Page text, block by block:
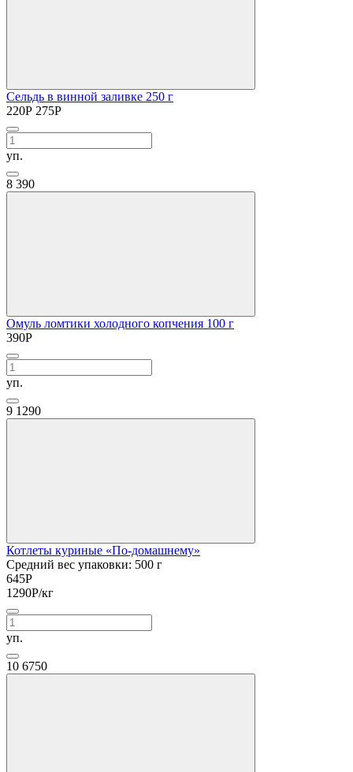
Сельдь в винной заливке 250 г
220Р 275Р
уп.
8 390
Омуль ломтики холодного копчения 100 г
390Р
уп.
9 1290
Котлеты куриные «По-домашнему»
Средний вес упаковки: 500 г
645Р
1290Р/кг
уп.
10 6750